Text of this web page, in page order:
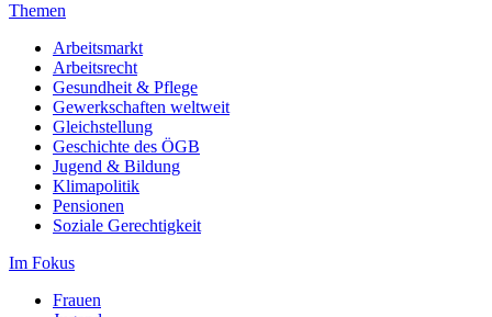
Themen
Arbeitsmarkt
Arbeitsrecht
Gesundheit & Pflege
Gewerkschaften weltweit
Gleichstellung
Geschichte des ÖGB
Jugend & Bildung
Klimapolitik
Pensionen
Soziale Gerechtigkeit
Im Fokus
Frauen